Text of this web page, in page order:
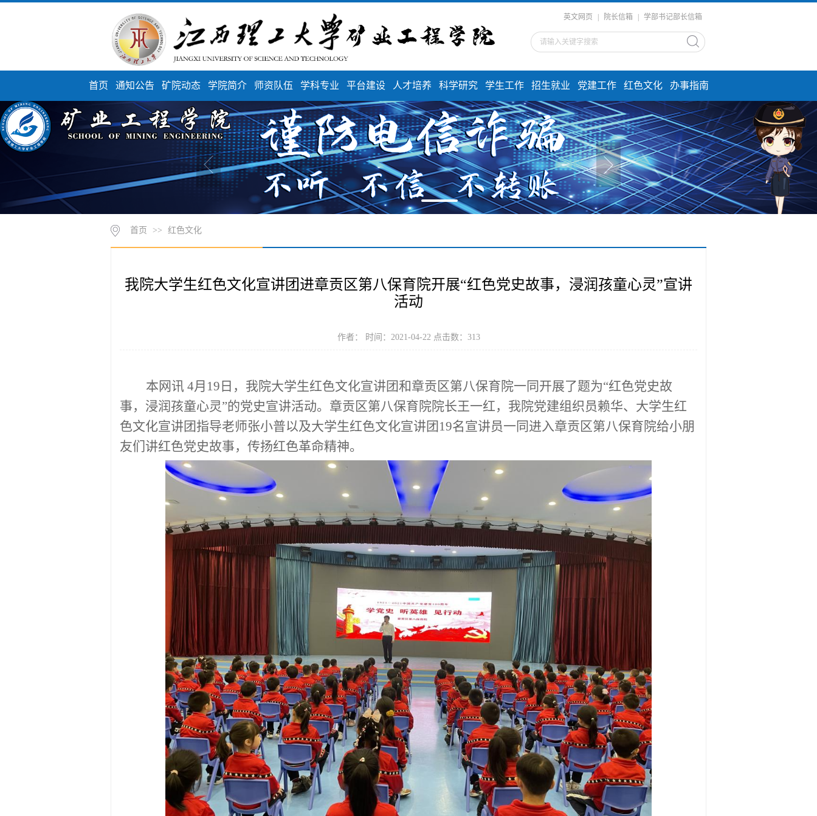
英文网页 院长信箱 学部书记部长信箱
首页 通知公告 矿院动态 学院简介 师资队伍 学科专业 平台建设 人才培养 科学研究 学生工作 招生就业 党建工作 红色文化 办事指南
首页 >> 红色文化
我院大学生红色文化宣讲团进章贡区第八保育院开展“红色党史故事，浸润孩童心灵”宣讲
活动
作者： 时间：2021-04-22 点击数： 313
本网讯 4月19日，我院大学生红色文化宣讲团和章贡区第八保育院一同开展了题为“红色党史故
事，浸润孩童心灵”的党史宣讲活动。章贡区第八保育院院长王一红，我院党建组织员赖华、大学生红
色文化宣讲团指导老师张小普以及大学生红色文化宣讲团19名宣讲员一同进入章贡区第八保育院给小朋
友们讲红色党史故事，传扬红色革命精神。